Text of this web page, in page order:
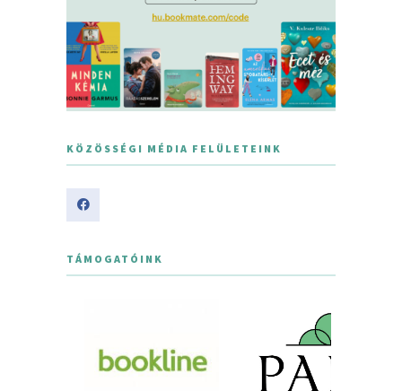
KÖZÖSSÉGI MÉDIA FELÜLETEINK
TÁMOGATÓINK